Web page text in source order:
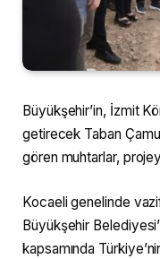
Büyükşehir’in, İzmit
getirecek Taban
gören muhtarlar,
Kocaeli genelinde
Büyükşehir
kapsamında